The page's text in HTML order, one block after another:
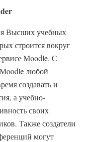
Высших учебных
строится вокруг
Moodle. С
любой
создавать и
а учебно-
своих
Также создатели
могут